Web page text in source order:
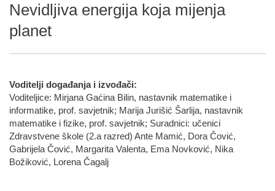
Nevidljiva energija koja mijenja
planet
Voditelji događanja i izvođači:
Voditeljice: Mirjana Gaćina Bilin, nastavnik matematike i
informatike, prof. savjetnik; Marija Jurišić Šarlija, nastavnik
matematike i fizike, prof. savjetnik; Suradnici: učenici
Zdravstvene škole (2.a razred) Ante Mamić, Dora Čović,
Gabrijela Čović, Margarita Valenta, Ema Novković, Nika
Božiković, Lorena Čagalj